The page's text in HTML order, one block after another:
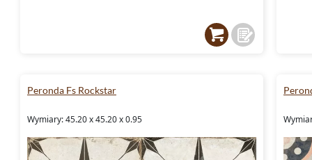
Peronda Fs Rockstar
Wymiary: 45.20 x 45.20 x 0.95